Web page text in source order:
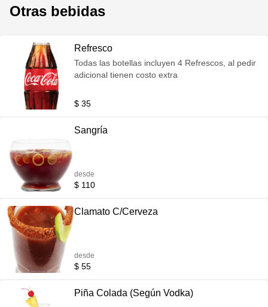
Otras bebidas
Refresco
Todas las botellas incluyen 4 Refrescos, al pedir
adicional tienen costo extra
$ 35
Sangría
desde
$ 110
Clamato C/Cerveza
desde
$ 55
Piña Colada (Según Vodka)